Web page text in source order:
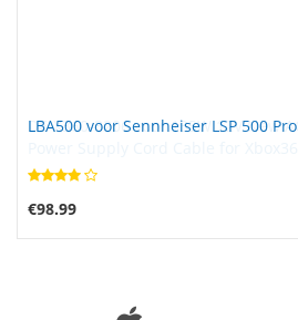
LBA500 voor Sennheiser LSP 500 Pro
€98.99